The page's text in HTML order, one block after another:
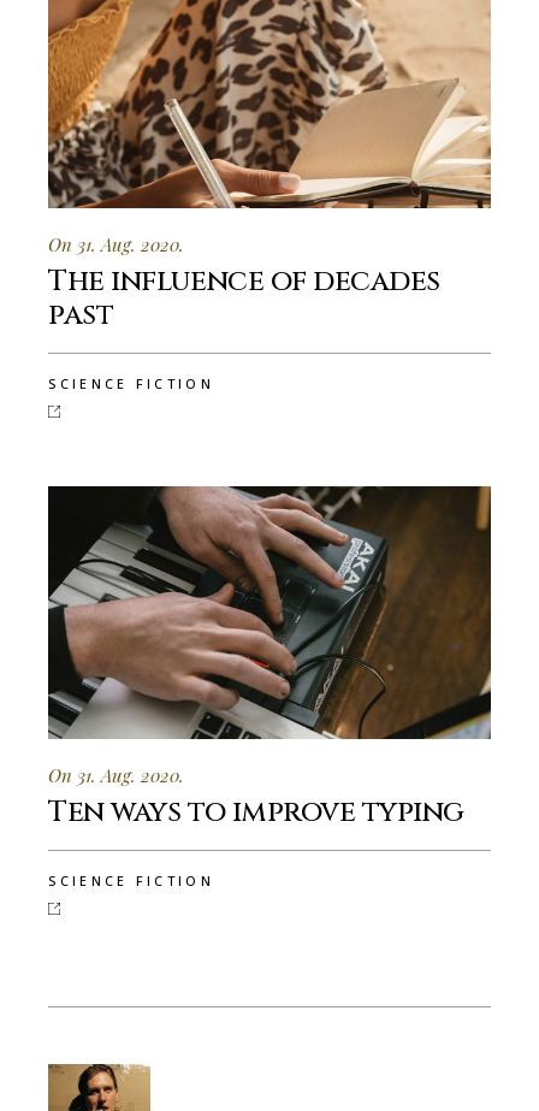
On 31. Aug. 2020.
The influence of decades
past
SCIENCE FICTION
On 31. Aug. 2020.
Ten ways to improve typing
SCIENCE FICTION